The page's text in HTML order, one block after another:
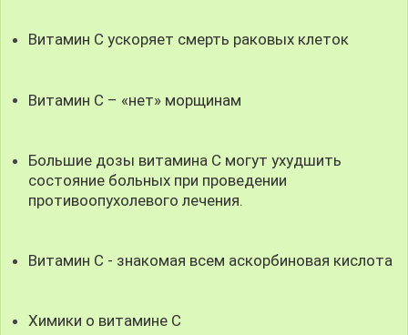
Витамин C ускоряет смерть раковых клеток
Витамин С – «нет» морщинам
Большие дозы витамина С могут ухудшить
состояние больных при проведении
противоопухолевого лечения.
Витамин С - знакомая всем аскорбиновая кислота
Химики о витамине С